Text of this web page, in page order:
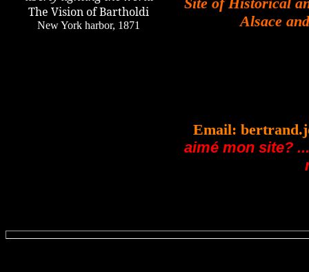
The Vision of Bartholdi
New York harbor, 1871
Alsace
Email:
aimé mon site? ...